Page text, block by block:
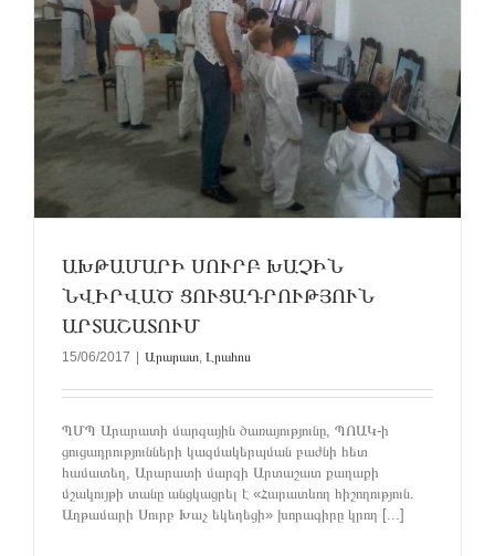
ԱԽԹԱՄԱՐԻ ՍՈՒՐԲ ԽԱՉԻՆ
ՆՎԻՐՎԱԾ ՑՈՒՑԱԴՐՈՒԹՅՈՒՆ
ԱՐՏԱՇԱՏՈՒՄ
15/06/2017 Արարատ, Լրահոս
ՊՄՊ Արարատի մարզային ծառայությունը, ՊՈԱԿ-ի
ցուցադրությունների կազմակերպման բաժնի հետ
համատեղ, Արարատի մարզի Արտաշատ քաղաքի
մշակույթի տանը անցկացրել է «Հարատևող հիշողություն.
Աղթամարի Սուրբ Խաչ եկեղեցի» խորագիրը կրող [...]